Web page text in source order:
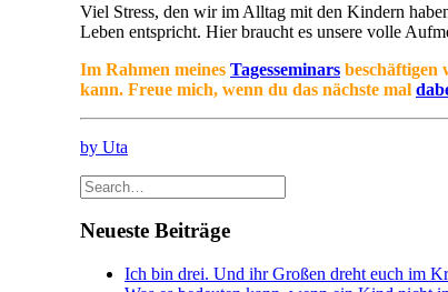
Viel Stress, den wir im Alltag mit den Kindern
Leben entspricht. Hier braucht es unsere volle
Im Rahmen meines Tagesseminars beschäftigen
kann. Freue mich, wenn du das nächste mal
by Uta
Neueste Beiträge
Ich bin drei. Und ihr Großen dreht euch im